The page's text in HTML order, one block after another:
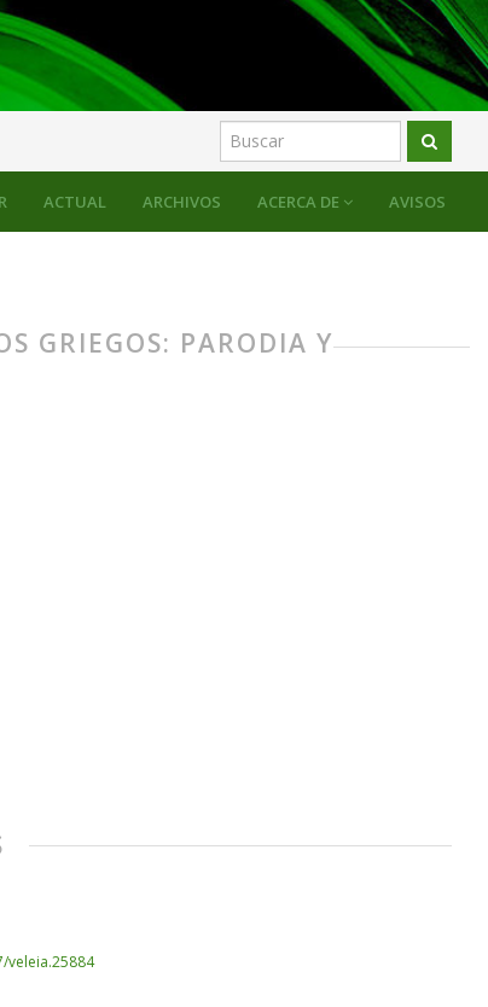
ACTUAL ARCHIVOS ACERCA DE AVISOS
GRIEGOS: PARODIA Y
veleia.25884